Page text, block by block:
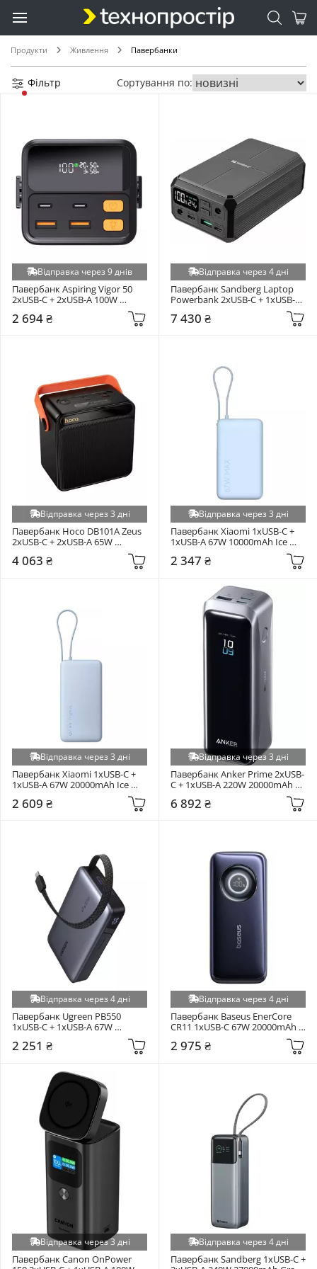
Продукти Живлення Павербанки
Фільтр Сортування по:
Відправка через 9 днів
Павербанк Aspiring Vigor 50
2xUSB-C + 2xUSB-A 100W
50000mAh Black (VTR-PB-V50)
2 694 ₴
Відправка через 4 дні
Павербанк Sandberg Laptop
Powerbank 2xUSB-C + 1xUSB-A
100W 27000mAh Black (421-13)
7 430 ₴
Відправка через 3 дні
Павербанк Hoco DB101A Zeus
2xUSB-C + 2xUSB-A 65W
4 063 ₴
Відправка через 3 дні
Павербанк Xiaomi 1xUSB-C +
1xUSB-A 67W 10000mAh Ice
2 347 ₴
Відправка через 3 дні
Павербанк Xiaomi 1xUSB-C +
1xUSB-A 67W 20000mAh Ice
2 609 ₴
Відправка через 3 дні
Павербанк Anker Prime 2xUSB-
C + 1xUSB-A 220W 20000mAh
6 892 ₴
Відправка через 4 дні
Павербанк Ugreen PB550
1xUSB-C + 1xUSB-A 67W
2 251 ₴
Відправка через 4 дні
Павербанк Baseus EnerCore
CR11 1xUSB-C 67W 20000mAh
2 975 ₴
Відправка через 3 дні
Павербанк Canon OnPower
Відправка через 4 дні
Павербанк Sandberg 1xUSB-C +